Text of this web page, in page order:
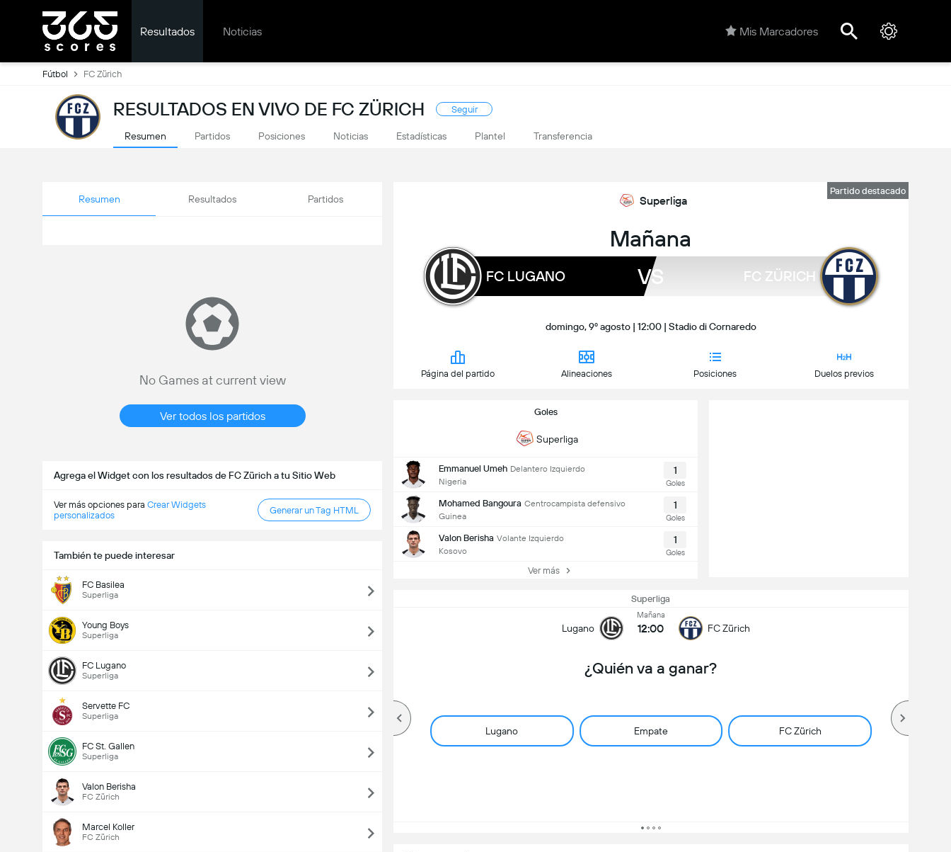
Resultados Noticias Mis Marcadores
Fútbol FC Zürich
RESULTADOS EN VIVO DE FC ZÜRICH Seguir
Resumen Partidos Posiciones Noticias Estadísticas Plantel Transferencia
Resumen Resultados Partidos
No Games at current view
Ver todos los partidos
Agrega el Widget con los resultados de FC Zürich a tu Sitio Web
Ver más opciones para Crear Widgets
personalizados
Generar un Tag HTML
También te puede interesar
FC Basilea
Superliga
Young Boys
Superliga
FC Lugano
Superliga
Servette FC
Superliga
FC St. Gallen
Superliga
Valon Berisha
FC Zürich
Marcel Koller
FC Zürich
Partido destacado
Superliga
Mañana
FC LUGANO VS FC ZÜRICH
domingo, 9º agosto | 12:00 | Stadio di Cornaredo
Página del partido Alineaciones Posiciones Duelos previos
Goles
Superliga
Emmanuel Umeh Delantero Izquierdo
Nigeria
1
Goles
Mohamed Bangoura Centrocampista defensivo
Guinea
1
Goles
Valon Berisha Volante Izquierdo
Kosovo
1
Goles
Ver más
Superliga
Lugano
Mañana
12:00 FC Zürich
¿Quién va a ganar?
Lugano Empate FC Zürich
Copa Suiza
FC Tuggen 17:30
Goles en el partido (2.5)